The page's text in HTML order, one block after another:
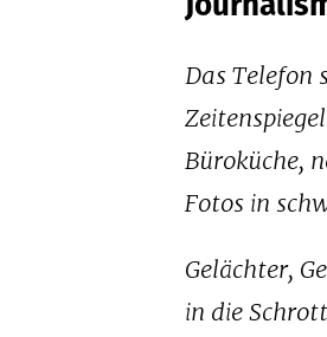
Das Telefon
Büroküche,
Fotos in
Gelächter,
in die